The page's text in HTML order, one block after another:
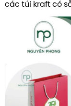
các túi kraft có